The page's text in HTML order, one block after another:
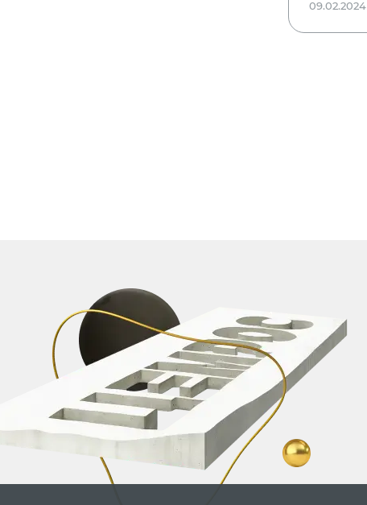
09.02.2024